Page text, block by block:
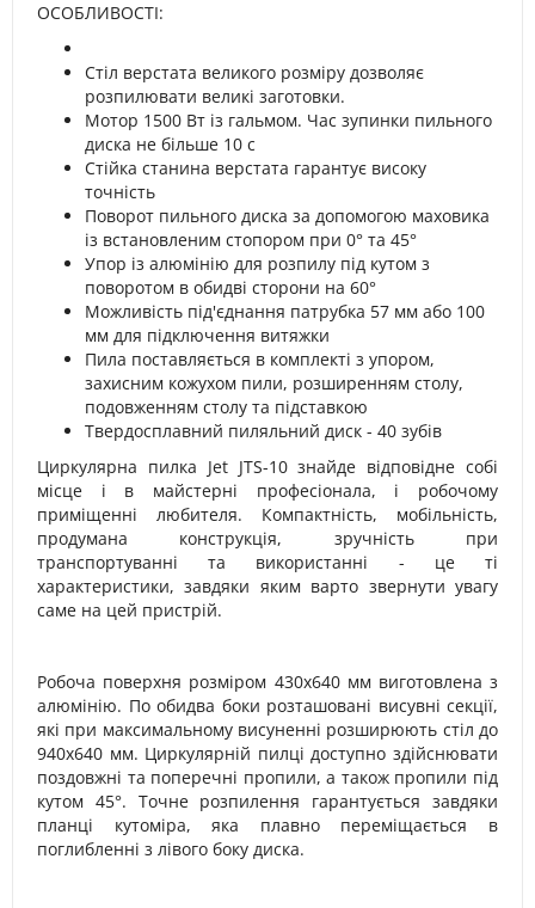
ОСОБЛИВОСТІ:
Стіл верстата великого розміру дозволяє
розпилювати великі заготовки.
Мотор 1500 Вт із гальмом. Час зупинки пильного
диска не більше 10 с
Стійка станина верстата гарантує високу
точність
Поворот пильного диска за допомогою маховика
із встановленим стопором при 0° та 45°
Упор із алюмінію для розпилу під кутом з
поворотом в обидві сторони на 60°
Можливість під'єднання патрубка 57 мм або 100
мм для підключення витяжки
Пила поставляється в комплекті з упором,
захисним кожухом пили, розширенням столу,
подовженням столу та підставкою
Твердосплавний пиляльний диск - 40 зубів
Циркулярна пилка Jet JTS-10 знайде відповідне собі
місце і в майстерні професіонала, і робочому
приміщенні любителя. Компактність, мобільність,
продумана конструкція, зручність при
транспортуванні та використанні - це ті
характеристики, завдяки яким варто звернути увагу
саме на цей пристрій.
Робоча поверхня розміром 430х640 мм виготовлена з
алюмінію. По обидва боки розташовані висувні секції,
які при максимальному висуненні розширюють стіл до
940х640 мм. Циркулярній пилці доступно здійснювати
поздовжні та поперечні пропили, а також пропили під
кутом 45°. Точне розпилення гарантується завдяки
планці кутоміра, яка плавно переміщається в
поглибленні з лівого боку диска.